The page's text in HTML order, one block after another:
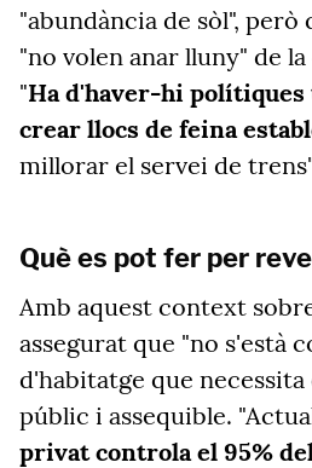
"abundància de sòl",
"no volen anar lluny" de
"Ha d'haver-hi
crear llocs de feina
millorar el servei de
Què es pot fer per
Amb aquest context
assegurat que "no s'està
d'habitatge que necessita
públic i assequible.
privat controla el 95%